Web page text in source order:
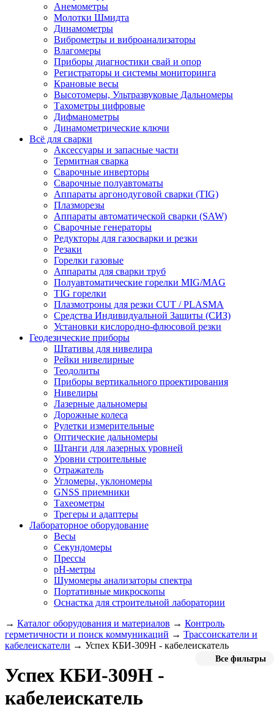
Анемометры
Молотки Шмидта
Динамометры
Виброметры и виброанализаторы
Влагомеры
Приборы диагностики свай и опор
Регистраторы и системы мониторинга
Крановые весы
Высотомеры, Ультразвуковые Дальномеры
Тахометры цифровые
Дифманометры
Динамометрические ключи
Всё для сварки
Аксессуары и запасные части
Термитная сварка
Сварочные инверторы
Сварочные полуавтоматы
Аппараты аргонодуговой сварки (TIG)
Плазморезы
Аппараты автоматической сварки (SAW)
Сварочные генераторы
Редукторы для газосварки и резки
Резаки
Горелки газовые
Аппараты для сварки труб
Полуавтоматические горелки MIG/MAG
TIG горелки
Плазмотроны для резки CUT / PLASMA
Средства Индивидуальной Защиты (СИЗ)
Установки кислородно-флюсовой резки
Геодезические приборы
Штативы для нивелира
Рейки нивелирные
Теодолиты
Приборы вертикального проектирования
Нивелиры
Лазерные дальномеры
Дорожные колеса
Рулетки измерительные
Оптические дальномеры
Штанги для лазерных уровней
Уровни строительные
Отражатель
Угломеры, уклономеры
GNSS приемники
Тахеометры
Трегеры и адаптеры
Лабораторное оборудование
Весы
Секундомеры
Прессы
pH-метры
Шумомеры анализаторы спектра
Портативные микроскопы
Оснастка для строительной лаборатории
→ Каталог оборудования и материалов → Контроль
герметичности и поиск коммуникаций → Трассоискатели и
кабелеискатели → Успех КБИ-309Н - кабелеискатель
Все фильтры
Успех КБИ-309Н -
кабелеискатель